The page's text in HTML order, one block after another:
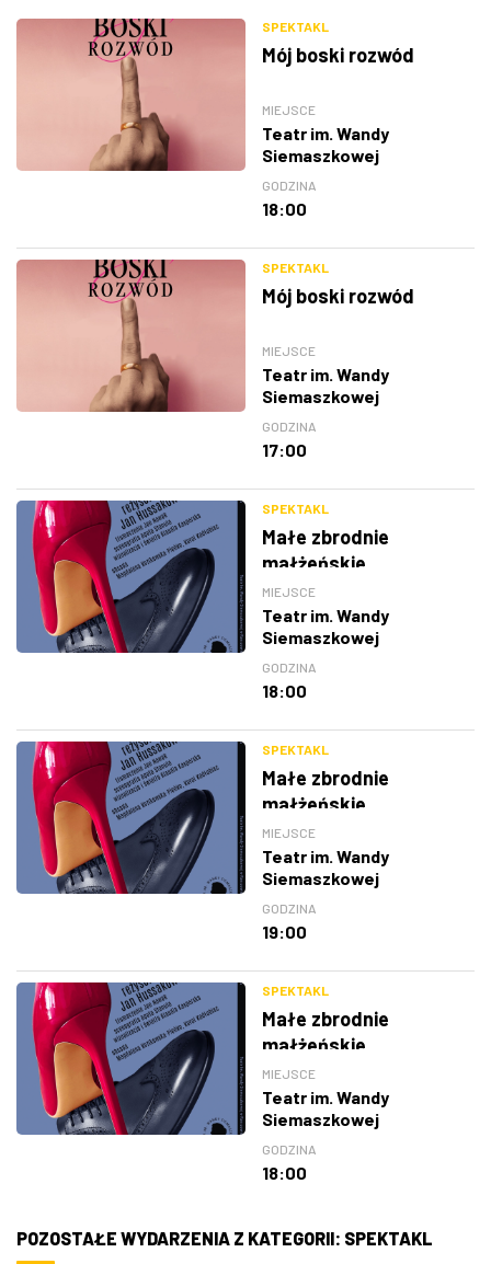
SPEKTAKL
Mój boski rozwód
MIEJSCE
Teatr im. Wandy
Siemaszkowej
GODZINA
18:00
SPEKTAKL
Mój boski rozwód
MIEJSCE
Teatr im. Wandy
Siemaszkowej
GODZINA
17:00
SPEKTAKL
Małe zbrodnie
małżeńskie
MIEJSCE
Teatr im. Wandy
Siemaszkowej
GODZINA
18:00
SPEKTAKL
Małe zbrodnie
małżeńskie
MIEJSCE
Teatr im. Wandy
Siemaszkowej
GODZINA
19:00
SPEKTAKL
Małe zbrodnie
małżeńskie
MIEJSCE
Teatr im. Wandy
Siemaszkowej
GODZINA
18:00
POZOSTAŁE WYDARZENIA Z KATEGORII: SPEKTAKL